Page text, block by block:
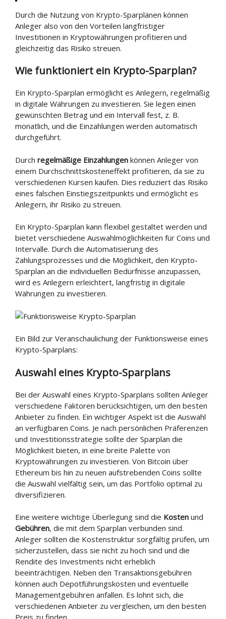
Durch die Nutzung von Krypto-Sparplänen können
Anleger also von den Vorteilen langfristiger
Investitionen in Kryptowährungen profitieren und
gleichzeitig das Risiko streuen.
Wie funktioniert ein Krypto-Sparplan?
Ein Krypto-Sparplan ermöglicht es Anlegern, regelmäßig
in digitale Währungen zu investieren. Sie legen einen
gewünschten Betrag und ein Intervall fest, z. B.
monatlich, und die Einzahlungen werden automatisch
durchgeführt.
Durch regelmäßige Einzahlungen können Anleger von
einem Durchschnittskosteneffekt profitieren, da sie zu
verschiedenen Kursen kaufen. Dies reduziert das Risiko
eines falschen Einstiegszeitpunkts und ermöglicht es
Anlegern, ihr Risiko zu streuen.
Ein Krypto-Sparplan kann flexibel gestaltet werden und
bietet verschiedene Auswahlmöglichkeiten für Coins und
Intervalle. Durch die Automatisierung des
Zahlungsprozesses und die Möglichkeit, den Krypto-
Sparplan an die individuellen Bedürfnisse anzupassen,
wird es Anlegern erleichtert, langfristig in digitale
Währungen zu investieren.
Ein Bild zur Veranschaulichung der Funktionsweise eines
Krypto-Sparplans:
Auswahl eines Krypto-Sparplans
Bei der Auswahl eines Krypto-Sparplans sollten Anleger
verschiedene Faktoren berücksichtigen, um den besten
Anbieter zu finden. Ein wichtiger Aspekt ist die Auswahl
an verfügbaren Coins. Je nach persönlichen Präferenzen
und Investitionsstrategie sollte der Sparplan die
Möglichkeit bieten, in eine breite Palette von
Kryptowährungen zu investieren. Von Bitcoin über
Ethereum bis hin zu neuen aufstrebenden Coins sollte
die Auswahl vielfältig sein, um das Portfolio optimal zu
diversifizieren.
Eine weitere wichtige Überlegung sind die Kosten und
Gebühren, die mit dem Sparplan verbunden sind.
Anleger sollten die Kostenstruktur sorgfältig prüfen, um
sicherzustellen, dass sie nicht zu hoch sind und die
Rendite des Investments nicht erheblich
beeinträchtigen. Neben den Transaktionsgebühren
können auch Depotführungskosten und eventuelle
Managementgebühren anfallen. Es lohnt sich, die
verschiedenen Anbieter zu vergleichen, um den besten